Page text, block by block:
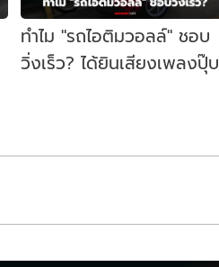
ทำไม "รถไอติมวอลล์" ชอบ
วิ่งเร็ว? ได้ยินเสียงเพลงปุ๊บ